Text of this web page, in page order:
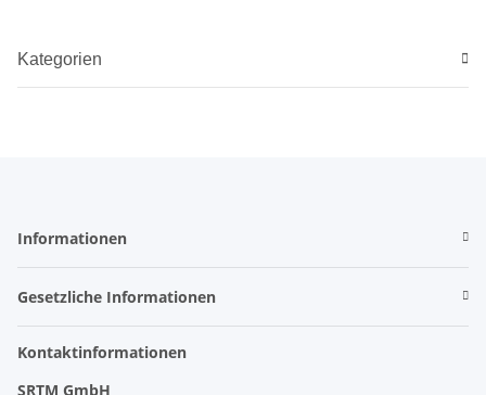
Kategorien
Informationen
Gesetzliche Informationen
Kontaktinformationen
SRTM GmbH